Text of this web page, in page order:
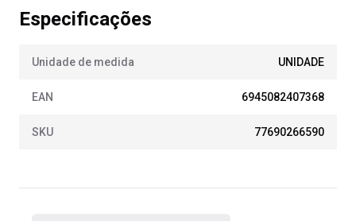
Especificações
Unidade de medida UNIDADE
EAN 6945082407368
SKU 77690266590